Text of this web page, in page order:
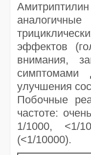
эффектов
внимания,
симптомами
улучшения
Побочные
частоте:
1/1000, <1/
(<1/10000).